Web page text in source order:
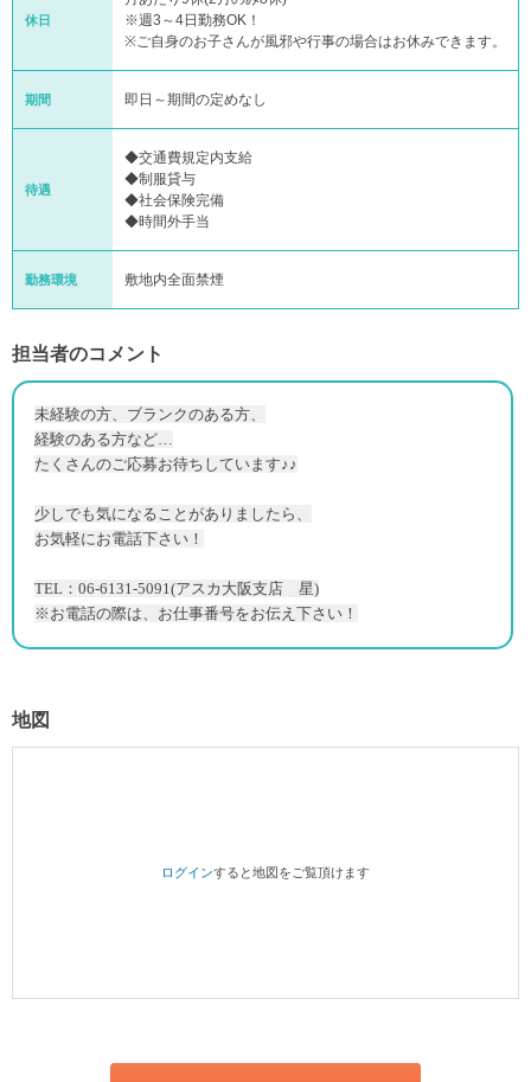
休日
※週3～4日勤務OK！
※ご自身のお子さんが風邪や行事の場合はお休みできます。
期間 即日～期間の定めなし
待遇
◆交通費規定内支給
◆制服貸与
◆社会保険完備
◆時間外手当
勤務環境 敷地内全面禁煙
担当者のコメント
未経験の方、ブランクのある方、
経験のある方など…
たくさんのご応募お待ちしています♪♪
少しでも気になることがありましたら、
お気軽にお電話下さい！
TEL：06-6131-5091(アスカ大阪支店 星)
※お電話の際は、お仕事番号をお伝え下さい！
地図
ログインすると地図をご覧頂けます